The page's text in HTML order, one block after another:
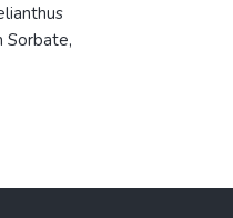
Sorbate,